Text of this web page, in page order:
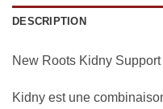
DESCRIPTION
New Roots Kidny
Kidny est une